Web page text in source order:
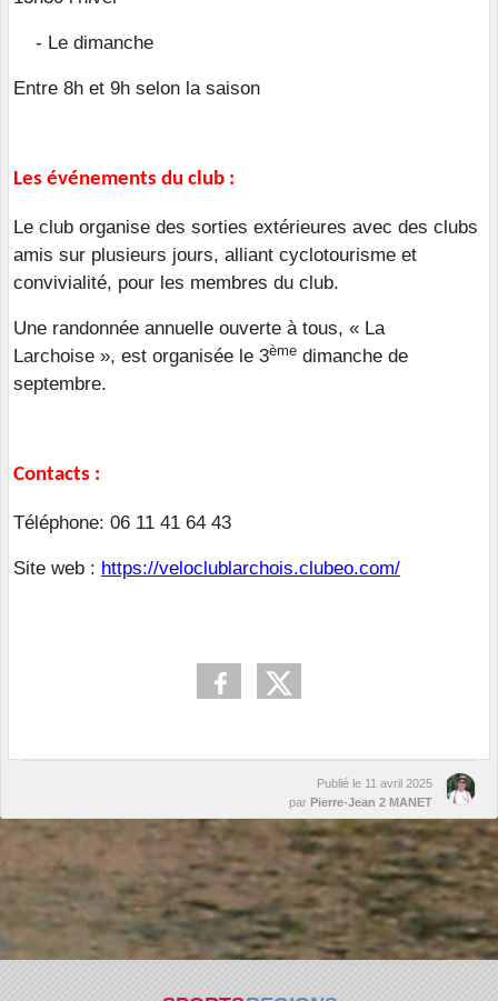
- Le dimanche
Entre 8h et 9h selon la saison
Les événements du club :
Le club organise des sorties extérieures avec des clubs
amis sur plusieurs jours, alliant cyclotourisme et
convivialité, pour les membres du club.
Une randonnée annuelle ouverte à tous, « La
Larchoise », est organisée le 3ème dimanche de
septembre.
Contacts :
Téléphone: 06 11 41 64 43
Site web : https://veloclublarchois.clubeo.com/
Publié le 11 avril 2025
par Pierre-Jean 2 MANET